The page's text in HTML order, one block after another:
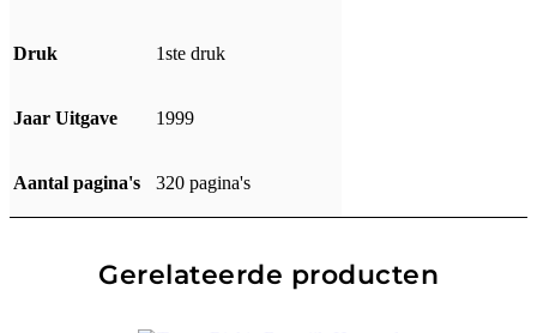
Druk 1ste druk
Jaar Uitgave 1999
Aantal pagina's 320 pagina's
Gerelateerde producten